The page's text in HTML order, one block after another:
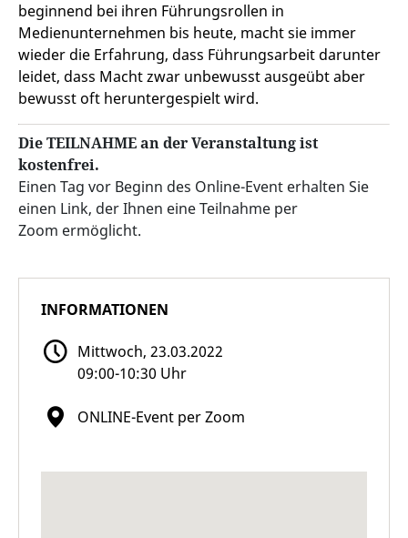
beginnend bei ihren Führungsrollen in
Medienunternehmen bis heute, macht sie immer
wieder die Erfahrung, dass Führungsarbeit darunter
leidet, dass Macht zwar unbewusst ausgeübt aber
bewusst oft heruntergespielt wird.
Die TEILNAHME an der Veranstaltung ist
kostenfrei.
Einen Tag vor Beginn des Online-Event erhalten Sie
einen Link, der Ihnen eine Teilnahme per
Zoom ermöglicht.
INFORMATIONEN
Mittwoch, 23.03.2022
09:00-10:30 Uhr
ONLINE-Event per Zoom